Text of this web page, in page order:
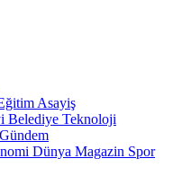
Asayiş
Belediye Teknoloji
Gündem
Dünya Magazin Spor